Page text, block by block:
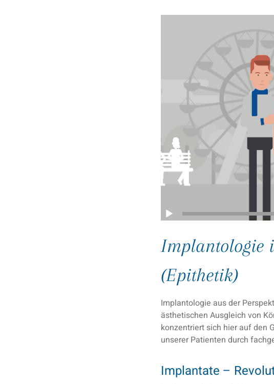
Implantologie
(Epithetik)
Implantologie aus der
ästhetischen Ausgleich von
konzentriert sich hier auf den
unserer Patienten durch
Implantate –